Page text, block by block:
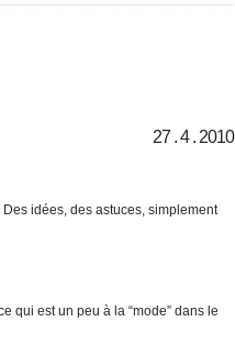
27 . 4 . 2010
idées, des astuces, simplement
qui est un peu à la “mode” dans le